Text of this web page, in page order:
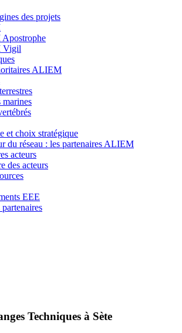
des projets
Vigil
ALIEM
marines
et choix stratégique
du réseau : les partenaires ALIEM
acteurs
des acteurs
EEE
Techniques à Sète